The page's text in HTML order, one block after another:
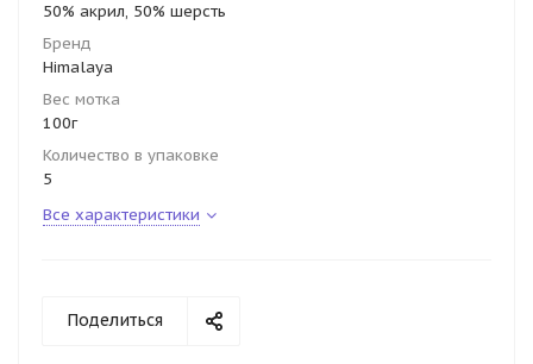
50% акрил, 50% шерсть
Бренд
Himalaya
Вес мотка
100г
Количество в упаковке
5
Все характеристики
Поделиться